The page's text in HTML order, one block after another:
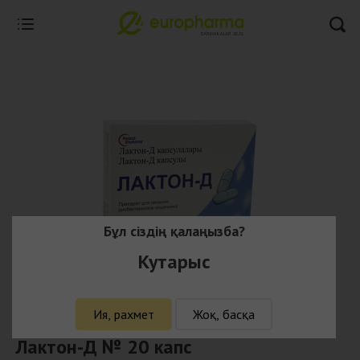
Лактон-Д № 20 капс
Бұл сіздің қалаңызба?
Кутарыс
Ия, рахмет Жоқ, басқа